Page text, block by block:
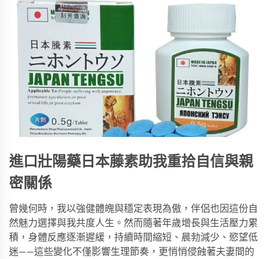
進口壯陽藥 日本藤素助我重拾自信與親
密關係
曾幾何時，我以強健體魄與穩定表現為傲，伴侶也因這份自
然魅力選擇與我共度人生。然而隨著年歲增長與生活壓力累
積，身體反應逐漸遲緩，持續時間縮短、晨勃減少、慾望低
迷——這些變化不僅影響生理節奏，更悄悄侵蝕著夫妻間的